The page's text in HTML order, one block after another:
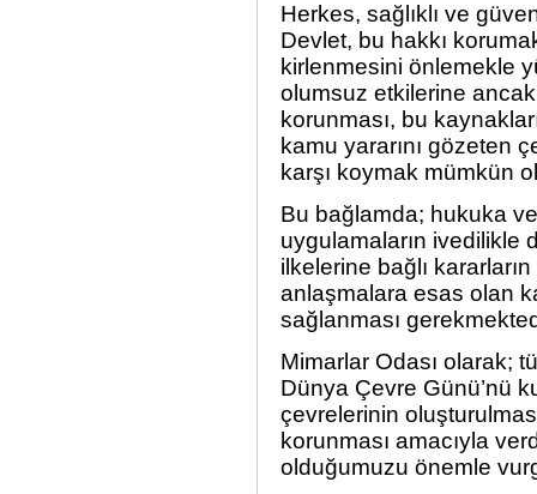
Herkes, sağlıklı ve
Devlet, bu hakkı
kirlenmesini önlemekle
olumsuz etkilerine
korunması, bu
kamu yararını gözeten
karşı koymak mümkün
Bu bağlamda; hukuka
uygulamaların ivedilikle
ilkelerine bağlı
anlaşmalara esas olan
sağlanması
Mimarlar Odası olarak;
Dünya Çevre Günü’nü
çevrelerinin
korunması amacıyla
olduğumuzu önemle